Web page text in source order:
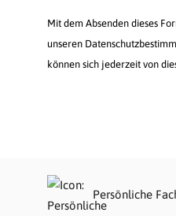
Mit dem Absenden dieses
unseren
können sich jederzeit von
Persönliche